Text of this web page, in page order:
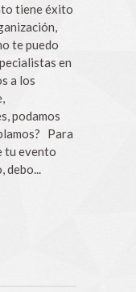
tiene éxito
te puedo
en
a los
podamos
Para
tu evento
debo...